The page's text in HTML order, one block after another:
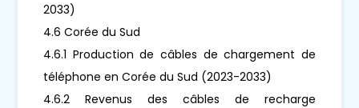
2033)
4.6 Corée du Sud
4.6.1 Production de câbles de chargement de
téléphone en Corée du Sud (2023-2033)
4.6.2 Revenus des câbles de recharge